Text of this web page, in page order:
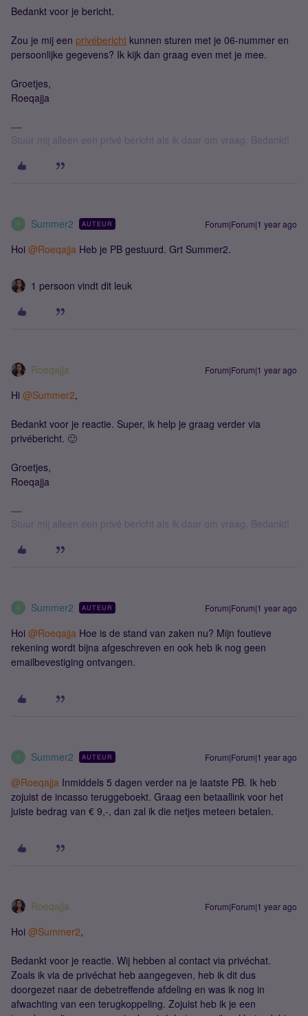
Bedankt voor je bericht.
Zou je mij een privébericht kunnen sturen met je 06-nummer en
persoonlijke gegevens? Ik kijk dan graag even met je mee.
Groetjes,
Roeqajja
Stuur mij alleen een privé bericht als ik daar om vraag. Bedankt!
S Summer2 AUTEUR Forum|Forum|1 year ago
Hoi @Roeqajja Heb je PB gestuurd. Grt Summer2.
1 persoon vindt dit leuk
Roeqajja Forum|Forum|1 year ago
Hi @Summer2,
Bedankt voor je reactie. Super, ik help je graag verder via
privébericht. 🙂
Groetjes,
Roeqajja
Stuur mij alleen een privé bericht als ik daar om vraag. Bedankt!
S Summer2 AUTEUR Forum|Forum|1 year ago
Hoi @Roeqajja Hoe is de stand van zaken nu? Mijn foutieve
rekening wordt bijna afgeschreven en ook heb ik nog geen
emailbevestiging ontvangen.
S Summer2 AUTEUR Forum|Forum|1 year ago
@Roeqajja Inmiddels 5 dagen verder na je laatste PB. Ik heb
zojuist de incasso teruggeboekt. Graag een betaallink voor het
juiste bedrag van € 9,-, dan zal ik die netjes meteen betalen.
Roeqajja Forum|Forum|1 year ago
Hoi @Summer2,
Bedankt voor je reactie. Wij hebben al contact via privéchat.
Zoals ik via de privéchat heb aangegeven, heb ik dit dus
doorgezet naar de debetreffende afdeling en was ik nog in
afwachting van een terugkoppeling. Zojuist heb ik je een